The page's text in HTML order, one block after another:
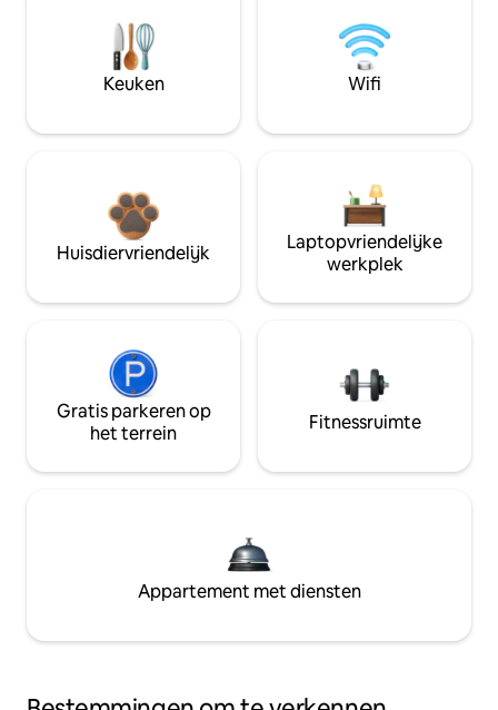
Keuken Wifi
Huisdiervriendelijk
Laptopvriendelijke
werkplek
Gratis parkeren op
het terrein
Fitnessruimte
Appartement met diensten